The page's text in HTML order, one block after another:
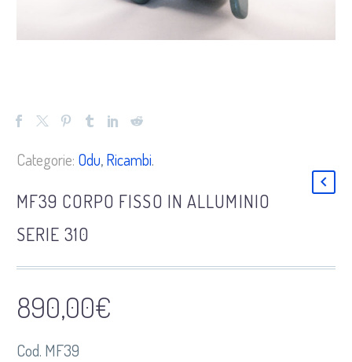
Categorie: Odu,Ricambi.
MF39 CORPO FISSO IN ALLUMINIO
SERIE 310
890,00€
Cod. MF39